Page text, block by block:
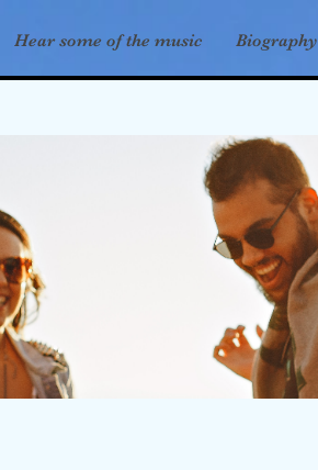
Hear some of the music Biography